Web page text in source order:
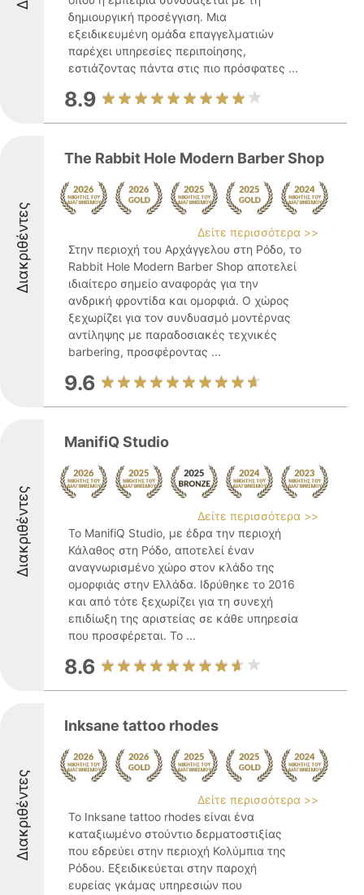
δημιουργική προσέγγιση. Μια
εξειδικευμένη ομάδα επαγγελματιών
παρέχει υπηρεσίες περιποίησης,
εστιάζοντας πάντα στις πιο πρόσφατες ...
8.9
Διακριθέντες
The Rabbit Hole Modern Barber Shop
Δείτε περισσότερα >>
Στην περιοχή του Αρχάγγελου στη Ρόδο, το
Rabbit Hole Modern Barber Shop αποτελεί
ιδιαίτερο σημείο αναφοράς για την
ανδρική φροντίδα και ομορφιά. Ο χώρος
ξεχωρίζει για τον συνδυασμό μοντέρνας
αντίληψης με παραδοσιακές τεχνικές
barbering, προσφέροντας ...
9.6
Διακριθέντες
ManifiQ Studio
Δείτε περισσότερα >>
Το ManifiQ Studio, με έδρα την περιοχή
Κάλαθος στη Ρόδο, αποτελεί έναν
αναγνωρισμένο χώρο στον κλάδο της
ομορφιάς στην Ελλάδα. Ιδρύθηκε το 2016
και από τότε ξεχωρίζει για τη συνεχή
επιδίωξη της αριστείας σε κάθε υπηρεσία
που προσφέρεται. Το ...
8.6
Διακριθέντες
Inksane tattoo rhodes
Δείτε περισσότερα >>
Το Inksane tattoo rhodes είναι ένα
καταξιωμένο στούντιο δερματοστιξίας
που εδρεύει στην περιοχή Κολύμπια της
Ρόδου. Εξειδικεύεται στην παροχή
ευρείας γκάμας υπηρεσιών που